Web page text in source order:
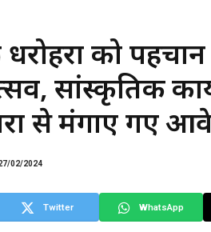
को पहचान
सांस्कृतिक
से मंगाए गए
02/2024
Twitter WhatsApp